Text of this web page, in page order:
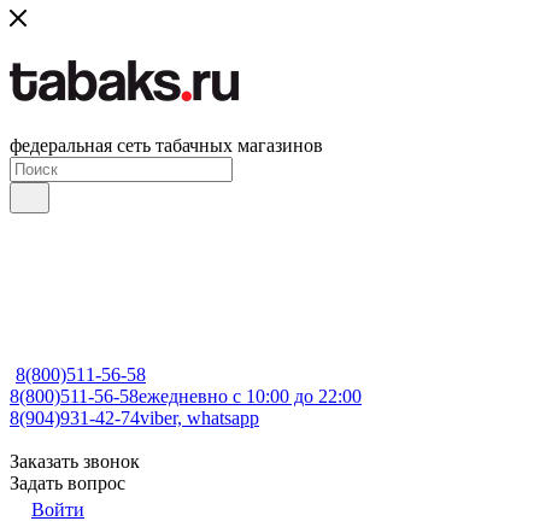
федеральная сеть табачных магазинов
8(800)511-56-58
8(800)511-56-58ежедневно с 10:00 до 22:00
8(904)931-42-74viber, whatsapp
Заказать звонок
Задать вопрос
Войти